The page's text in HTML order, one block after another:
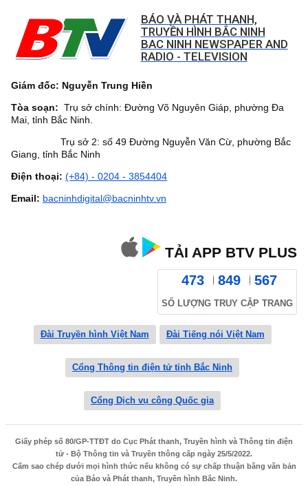
BÁO VÀ PHÁT THANH,
TRUYỀN HÌNH BẮC NINH
BAC NINH NEWSPAPER AND
RADIO - TELEVISION
Giám đốc: Nguyễn Trung Hiền
Tòa soạn: Trụ sở chính: Đường Võ Nguyên Giáp, phường Đa
Mai, tỉnh Bắc Ninh.
Trụ sở 2: số 49 Đường Nguyễn Văn Cừ, phường Bắc
Giang, tỉnh Bắc Ninh
Điện thoại: (+84) - 0204 - 3854404
Email: bacninhdigital@bacninhtv.vn
TẢI APP BTV PLUS
473 849 567
SỐ LƯỢNG TRUY CẬP TRANG
Đài Truyền hình Việt Nam Đài Tiếng nói Việt Nam
Cổng Thông tin điện tử tỉnh Bắc Ninh
Cổng Dịch vụ công Quốc gia
Giấy phép số 80/GP-TTĐT do Cục Phát thanh, Truyền hình và Thông tin điện
tử - Bộ Thông tin và Truyền thông cấp ngày 25/5/2022.
Cấm sao chép dưới mọi hình thức nếu không có sự chấp thuận bằng văn bản
của Báo và Phát thanh, Truyền hình Bắc Ninh.